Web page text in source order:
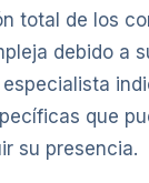
total de los
debido a
que
su presencia.